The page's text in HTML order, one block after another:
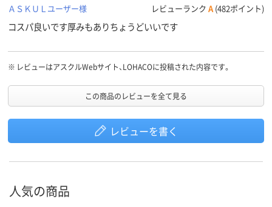
ＡＳＫＵＬユーザー様
レビューランク A (482ポイント)
コスパ良いです厚みもありちょうどいいです
※ レビューはアスクルWebサイト、LOHACOに投稿された内容です。
この商品のレビューを全て見る
レビューを書く
人気の商品